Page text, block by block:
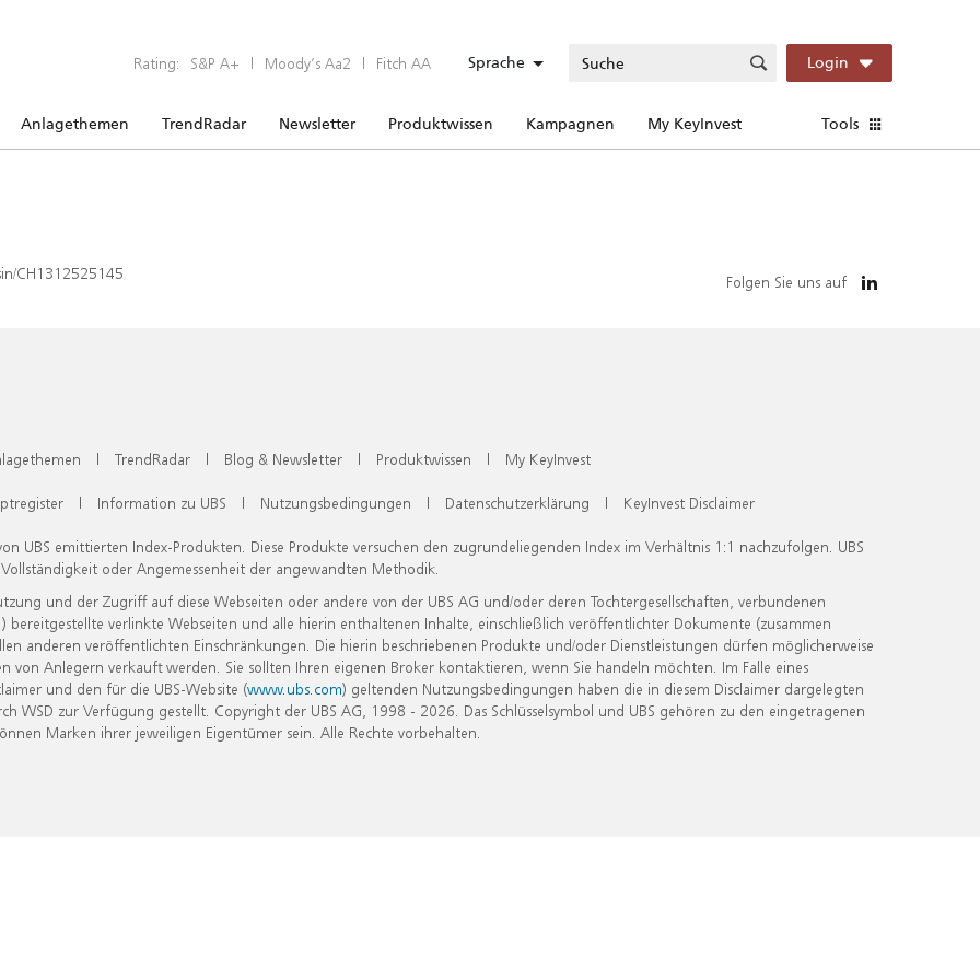
Rating: S&P A+ | Moody’s Aa2 | Fitch AA Sprache Login
Anlagethemen TrendRadar Newsletter Produktwissen Kampagnen My KeyInvest Tools
CH1312525145 Folgen Sie uns auf
| TrendRadar | Blog & Newsletter | Produktwissen | My KeyInvest
| Information zu UBS | Nutzungsbedingungen | Datenschutzerklärung | KeyInvest Disclaimer
UBS emittierten Index-Produkten. Diese Produkte versuchen den zugrundeliegenden Index im Verhältnis 1:1 nachzufolgen. UBS
oder Angemessenheit der angewandten Methodik.
und der Zugriff auf diese Webseiten oder andere von der UBS AG und/oder deren Tochtergesellschaften, verbundenen
verlinkte Webseiten und alle hierin enthaltenen Inhalte, einschließlich veröffentlichter Dokumente (zusammen
anderen veröffentlichten Einschränkungen. Die hierin beschriebenen Produkte und/oder Dienstleistungen dürfen möglicherweise
Anlegern verkauft werden. Sie sollten Ihren eigenen Broker kontaktieren, wenn Sie handeln möchten. Im Falle eines
und den für die UBS-Website (www.ubs.com) geltenden Nutzungsbedingungen haben die in diesem Disclaimer dargelegten
zur Verfügung gestellt. Copyright der UBS AG, 1998 - 2026. Das Schlüsselsymbol und UBS gehören zu den eingetragenen
Marken ihrer jeweiligen Eigentümer sein. Alle Rechte vorbehalten.